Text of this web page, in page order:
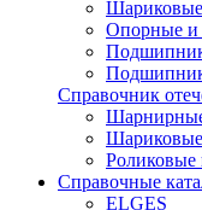
Опорные и
Справочник
Справочные
ELGES